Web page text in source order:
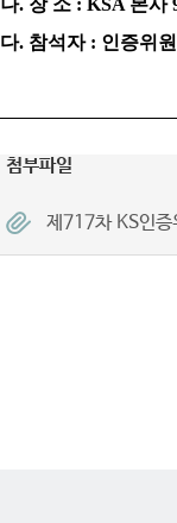
나. 장 소 : KSA 본사
다. 참석자 : 인증위
첨부파일
제717차 KS인